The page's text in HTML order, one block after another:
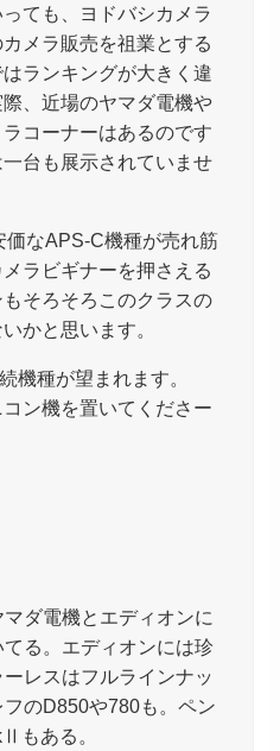
ても、ヨドバシカメラ
メラ販売を祖業とする
ランキングが大きく違
、近場のヤマダ電機や
コーナーはあるのです
台も展示されていませ
なAPS-C機種が売れ筋
ラビギナーを押さえる
そろそろこのクラスの
かと思います。
機種が望まれます。
コン機を置いてくださー
ダ電機とエディオンに
る。エディオンには珍
レスはフルラインナッ
のD850や780も。ペン
もある。